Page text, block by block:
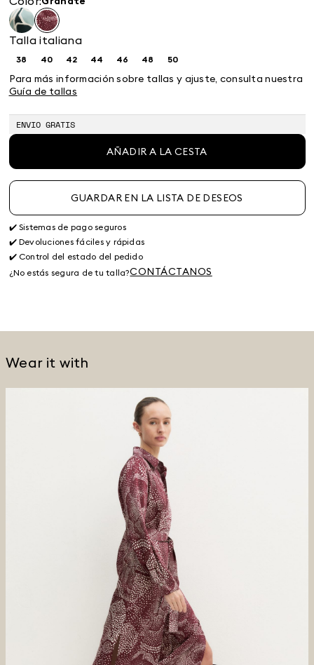
Talla italiana
38Size: 40Size:
40
42Size:44Size:
44
46Size:
46
48Size:
48
50Size:
Para más información sobre tallas y ajuste, consulta nuestra
Guía de tallas
ENVIO GRATIS
AÑADIR A LA CESTA
GUARDAR EN LA LISTA DE DESEOS
✔️ Sistemas de pago seguros
✔️ Devoluciones fáciles y rápidas
✔️ Control del estado del pedido
¿No estás segura de tu talla?CONTÁCTANOS
Wear it with